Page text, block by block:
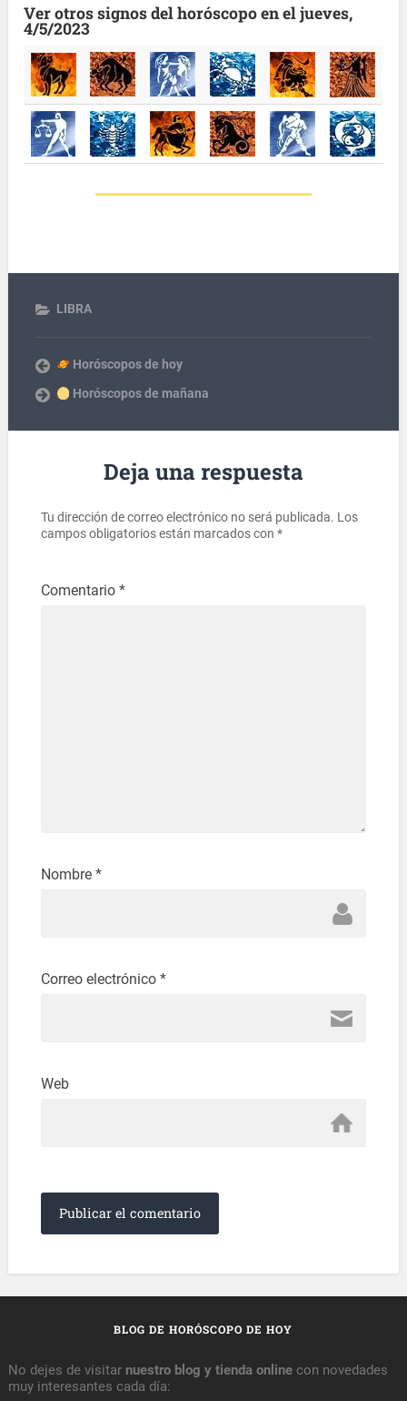
Ver otros signos del horóscopo en el jueves,
4/5/2023
LIBRA
Horóscopos de hoy
Horóscopos de mañana
Deja una respuesta
Tu dirección de correo electrónico no será publicada. Los
campos obligatorios están marcados con *
Comentario *
Nombre *
Correo electrónico *
Web
BLOG DE HORÓSCOPO DE HOY
No dejes de visitar nuestro blog y tienda onlinecon novedades
muy interesantes cada día: